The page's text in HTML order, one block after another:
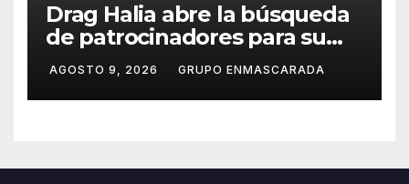
Drag Halia abre la búsqueda
de patrocinadores para su
participación en el Carnaval
de Las Palmas de Gran
Canaria 2027
AGOSTO 9, 2026 GRUPO ENMASCARADA